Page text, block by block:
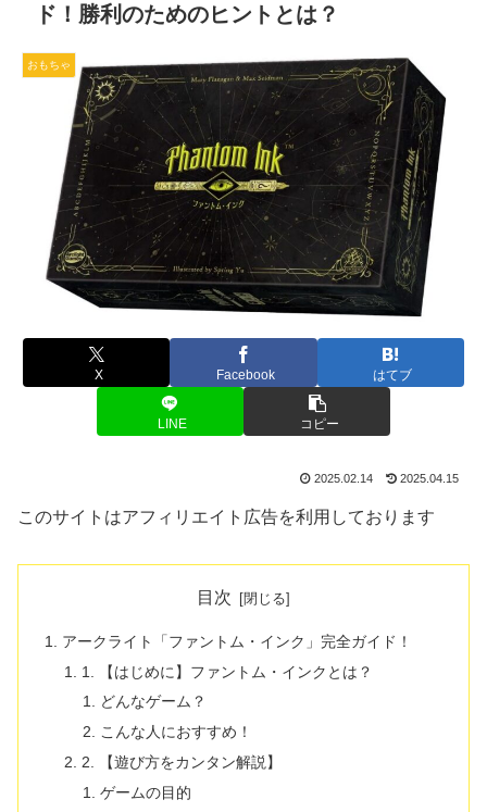
ド！勝利のためのヒントとは？
おもちゃ
X Facebook はてブ
LINE コピー
2025.02.14 2025.04.15
このサイトはアフィリエイト広告を利用しております
目次
アークライト「ファントム・インク」完全ガイド！
1. 【はじめに】ファントム・インクとは？
どんなゲーム？
こんな人におすすめ！
2. 【遊び方をカンタン解説】
ゲームの目的